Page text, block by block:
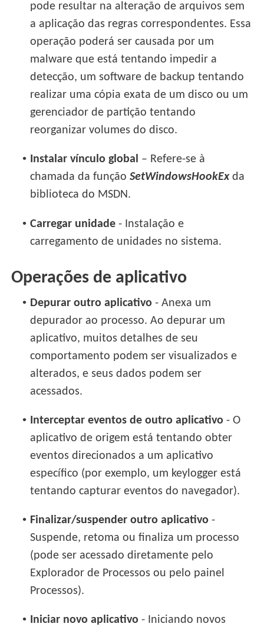
pode resultar na alteração de arquivos sem
a aplicação das regras correspondentes. Essa
operação poderá ser causada por um
malware que está tentando impedir a
detecção, um software de backup tentando
realizar uma cópia exata de um disco ou um
gerenciador de partição tentando
reorganizar volumes do disco.
• Instalar vínculo global – Refere-se à
chamada da funçãoSetWindowsHookExda
biblioteca do MSDN.
• Carregar unidade - Instalação e
carregamento de unidades no sistema.
Operações de aplicativo
• Depurar outro aplicativo - Anexa um
depurador ao processo. Ao depurar um
aplicativo, muitos detalhes de seu
comportamento podem ser visualizados e
alterados, e seus dados podem ser
acessados.
• Interceptar eventos de outro aplicativo - O
aplicativo de origem está tentando obter
eventos direcionados a um aplicativo
específico (por exemplo, um keylogger está
tentando capturar eventos do navegador).
• Finalizar/suspender outro aplicativo -
Suspende, retoma ou finaliza um processo
(pode ser acessado diretamente pelo
Explorador de Processos ou pelo painel
Processos).
• Iniciar novo aplicativo - Iniciando novos